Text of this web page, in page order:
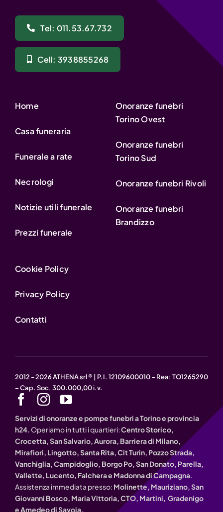
Tel: 011.53.67.732
Cell: 3938855268
Home
Casa funeraria
Funerale a rate
Necrologi
Notizie utili funerale
Prezzi funerale
Onoranze funebri
Torino Ovest
Onoranze funebri
Torino Sud
Onoranze funebri Rivoli
Onoranze funebri
Brandizzo
Cookie Policy
Privacy Policy
Contatti
2012 - 2026 ATHENA srl ® | P.I. 12109600010 – Rea: TO1265290
– Cap. Soc. 300.000,00 i.v.
Servizi di onoranze e pompe funebri a Torino e provincia
h24. Operiamo in tutti i quartieri:Centro Storico,
Crocetta, San Salvario, Aurora, Barriera di Milano,
Mirafiori, Lingotto, Santa Rita, Cit Turin, Pozzo Strada,
Vanchiglia, Campidoglio, Borgo Po, San Donato, Parella,
Vallette, Lucento, Falchera e Madonna di Campagna.
Assistenza immediata presso: Molinette, Mauriziano, San
Giovanni Bosco, Maria Vittoria, CTO, Martini, Gradenigo
e Amedeo di Savoia.